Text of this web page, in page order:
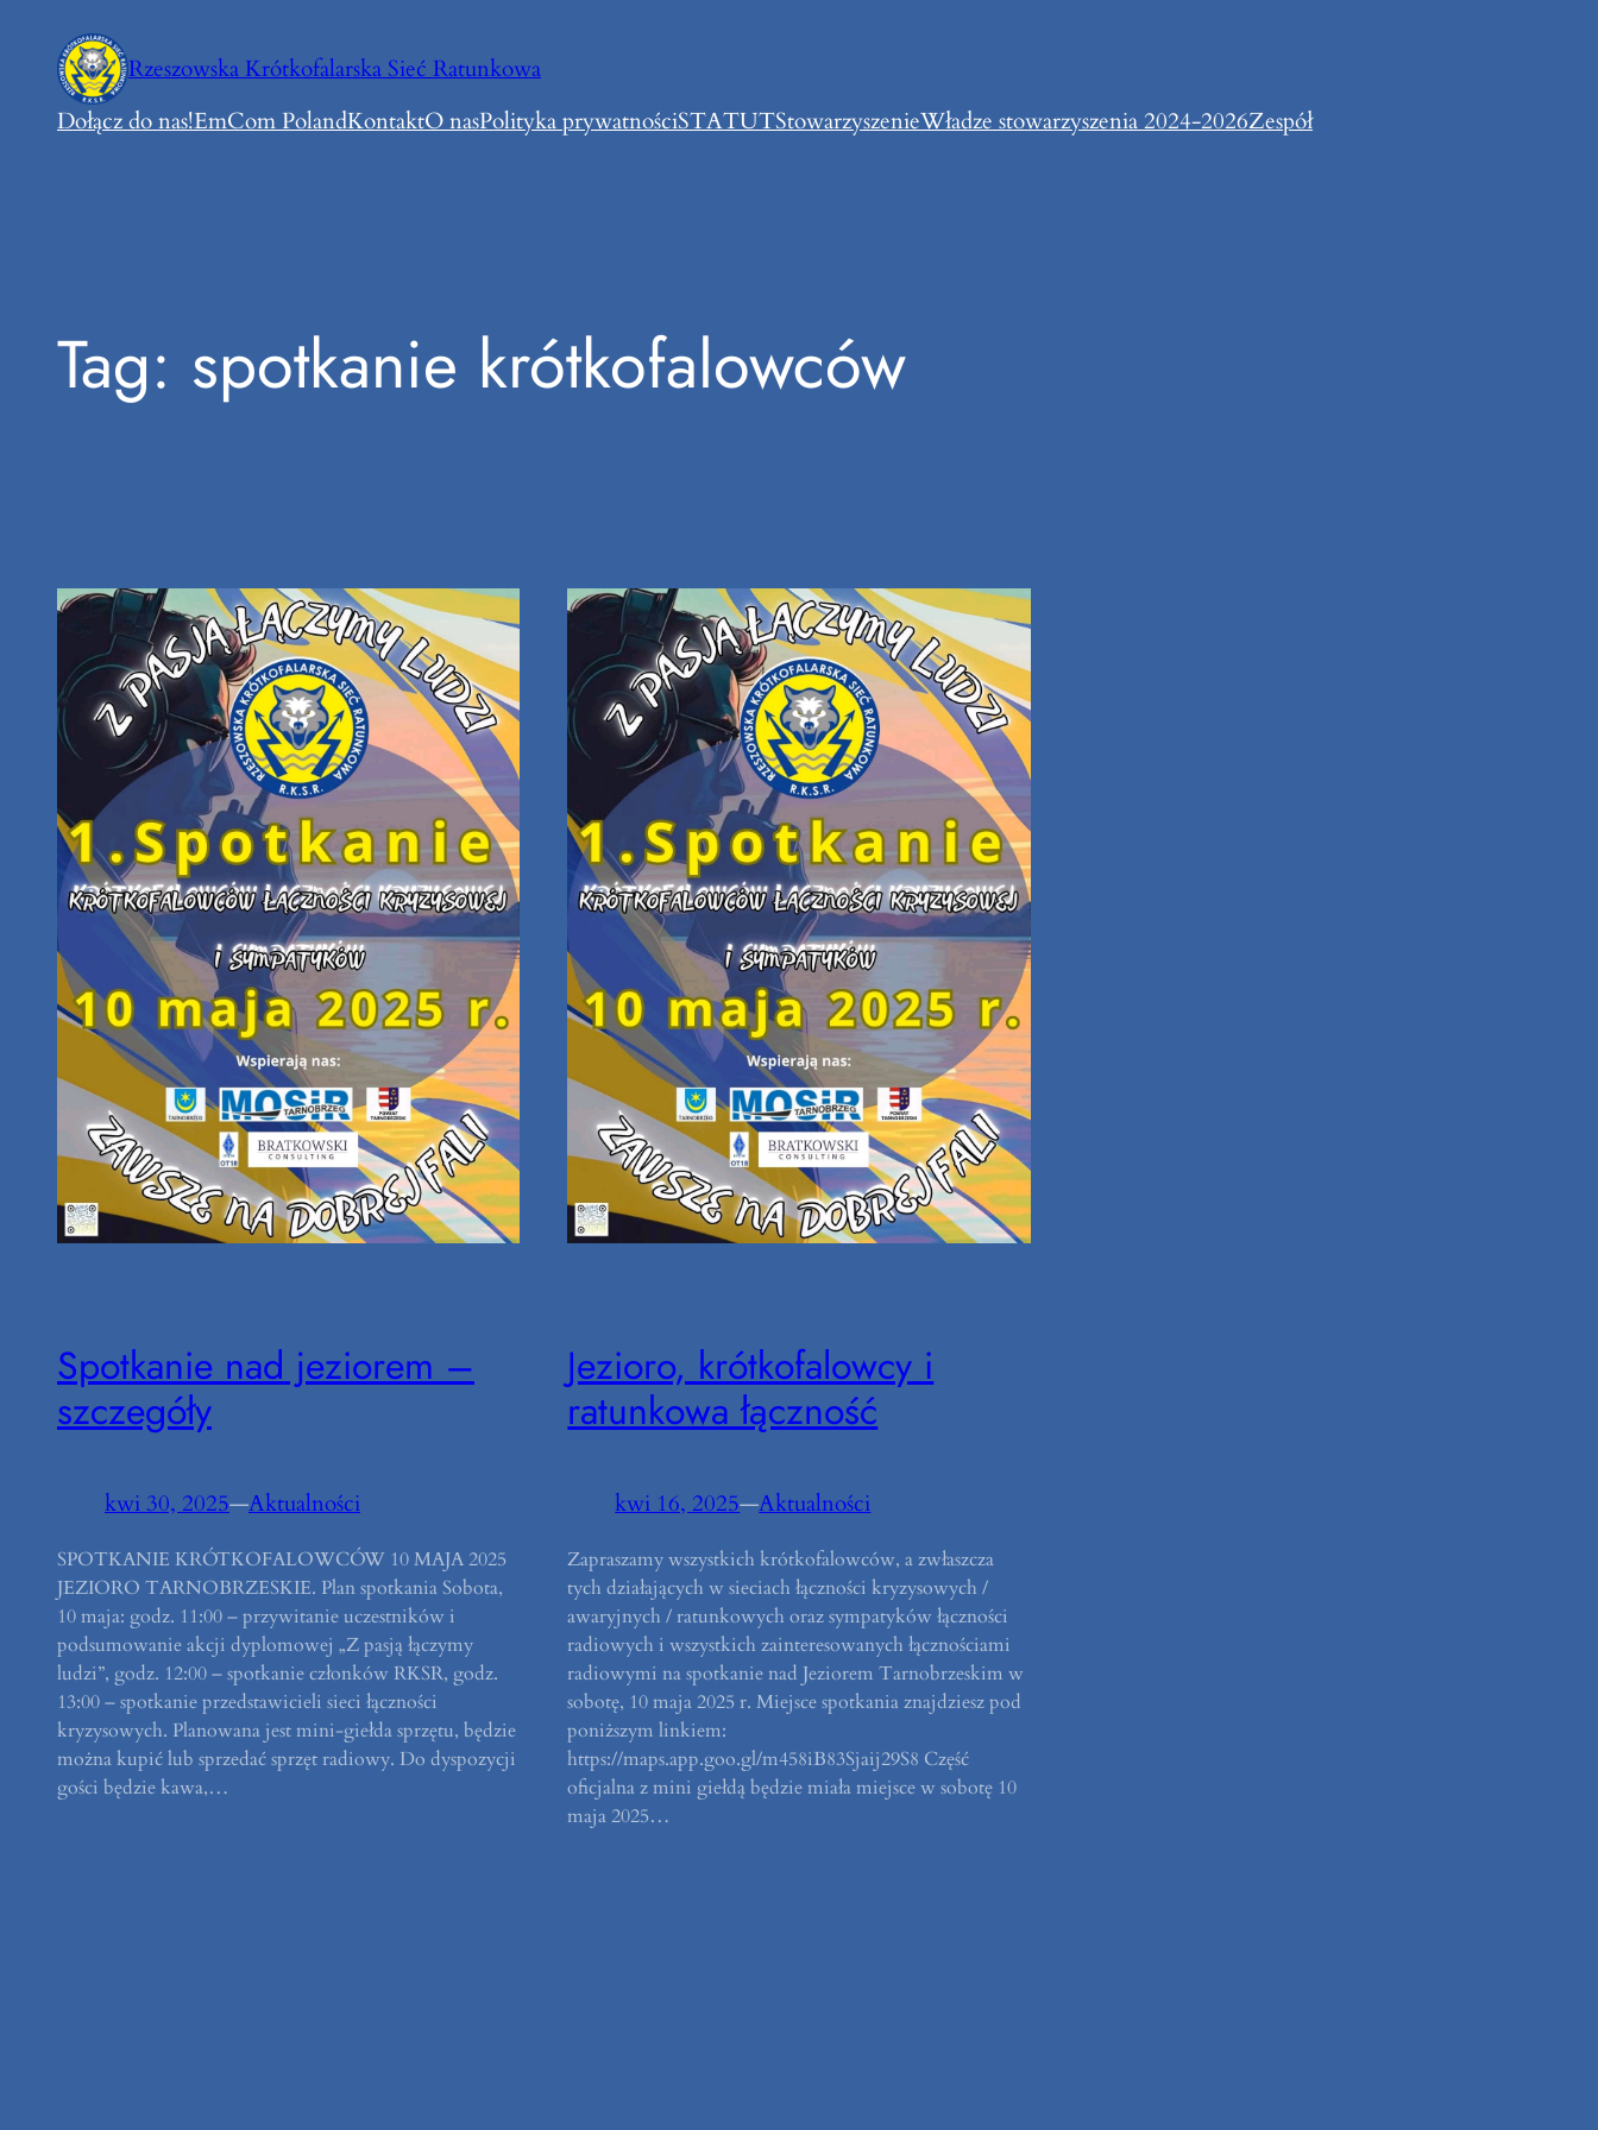
Rzeszowska Krótkofalarska Sieć Ratunkowa
Dołącz do nas!EmCom PolandKontaktO nasPolityka prywatnościSTATUTStowarzyszenieWładze stowarzyszenia 2024-2026Zespół
Tag: spotkanie krótkofalowców
Spotkanie nad jeziorem –
szczegóły
kwi 30, 2025—Aktualności
SPOTKANIE KRÓTKOFALOWCÓW 10 MAJA 2025
JEZIORO TARNOBRZESKIE. Plan spotkania Sobota,
10 maja: godz. 11:00 – przywitanie uczestników i
podsumowanie akcji dyplomowej „Z pasją łączymy
ludzi”, godz. 12:00 – spotkanie członków RKSR, godz.
13:00 – spotkanie przedstawicieli sieci łączności
kryzysowych. Planowana jest mini-giełda sprzętu, będzie
można kupić lub sprzedać sprzęt radiowy. Do dyspozycji
gości będzie kawa,…
Jezioro, krótkofalowcy i
ratunkowa łączność
kwi 16, 2025—Aktualności
Zapraszamy wszystkich krótkofalowców, a zwłaszcza
tych działających w sieciach łączności kryzysowych /
awaryjnych / ratunkowych oraz sympatyków łączności
radiowych i wszystkich zainteresowanych łącznościami
radiowymi na spotkanie nad Jeziorem Tarnobrzeskim w
sobotę, 10 maja 2025 r. Miejsce spotkania znajdziesz pod
poniższym linkiem:
https://maps.app.goo.gl/m458iB83Sjaij29S8 Część
oficjalna z mini giełdą będzie miała miejsce w sobotę 10
maja 2025…